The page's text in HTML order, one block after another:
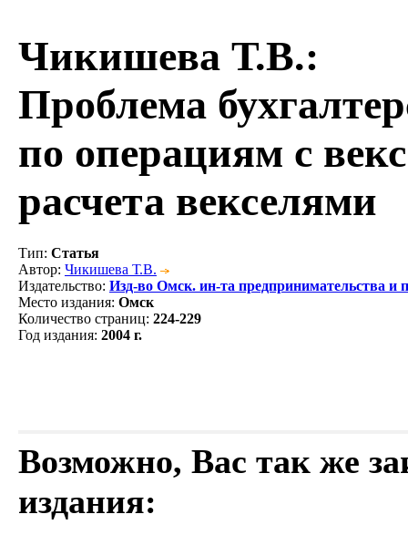
Чикишева Т.В.:
Проблема
по операциям с
расчета векселями
Тип: Статья
Автор: Чикишева Т.В.
Издательство: Изд-во Омск. ин-та предпринимательства и
Место издания: Омск
Количество страниц: 224-229
Год издания: 2004 г.
Возможно, Вас так же
издания: